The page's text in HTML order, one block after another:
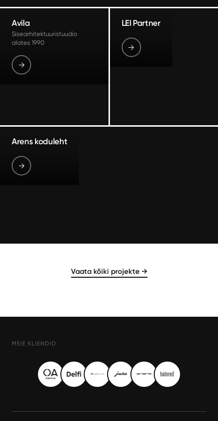
Avila
Sisearhitektuuristuudio
alates 1990
→
LEI Partner
→
Arens koduleht
→
Vaata kõiki projekte →
MEIE KLIENDID